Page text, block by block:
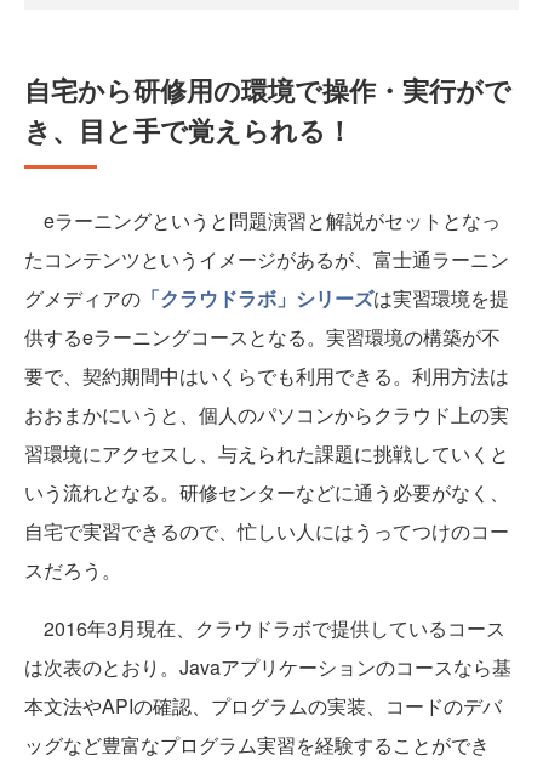
自宅から研修用の環境で操作・実行がで
き、目と手で覚えられる！
eラーニングというと問題演習と解説がセットとなっ
たコンテンツというイメージがあるが、富士通ラーニン
グメディアの 「クラウドラボ」シリーズは実習環境を提
供するeラーニングコースとなる。実習環境の構築が不
要で、契約期間中はいくらでも利用できる。利用方法は
おおまかにいうと、個人のパソコンからクラウド上の実
習環境にアクセスし、与えられた課題に挑戦していくと
いう流れとなる。研修センターなどに通う必要がなく、
自宅で実習できるので、忙しい人にはうってつけのコー
スだろう。
2016年3月現在、クラウドラボで提供しているコース
は次表のとおり。Javaアプリケーションのコースなら基
本文法やAPIの確認、プログラムの実装、コードのデバ
ッグなど豊富なプログラム実習を経験することができ